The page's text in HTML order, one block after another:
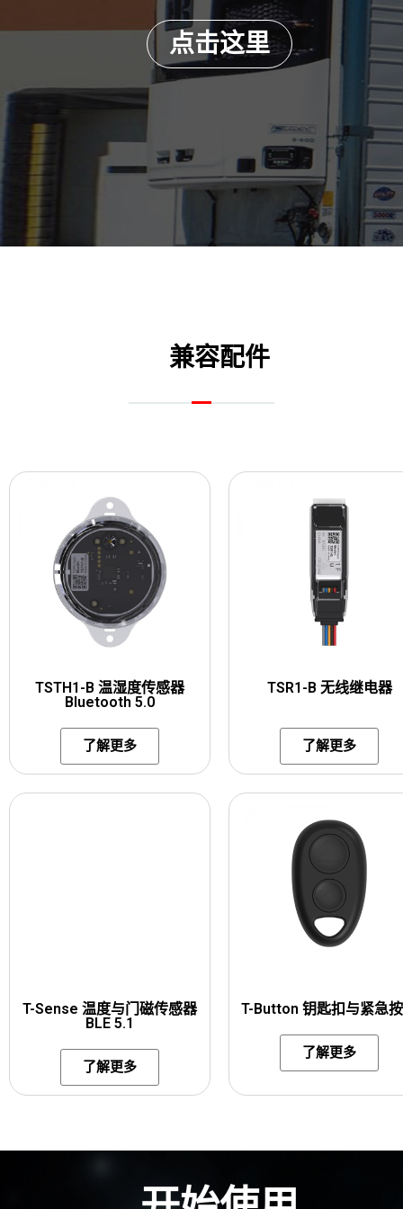
点击这里
兼容配件
TSTH1-B 温湿度传感器
Bluetooth 5.0
了解更多
TSR1-B 无线继电器
了解更多
T-Sense 温度与门磁传感器
BLE 5.1
了解更多
T-Button 钥匙扣与紧急
了解更多